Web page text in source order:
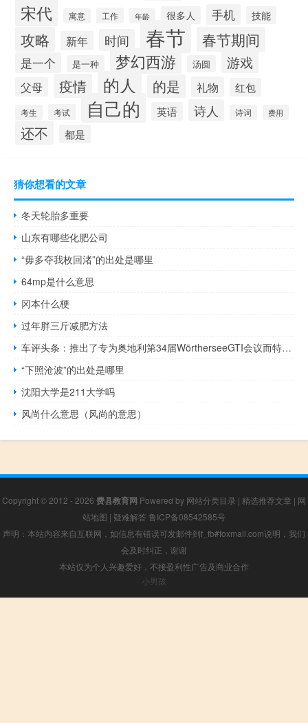
宋代 寓意 工作 年龄 很多人 手机 技能
攻略 新年 时间 春节 春节期间
是一个 是一种 梦幻西游 汤圆 游戏
父母 疫情 的人 的是 礼物 红包
考生 考试 自己的 英语 诗人 诗词 费用
还不 都是
猜你想看的文章
冬天轮胎多重要
山东有哪些化肥公司
“毋多夺我枚回渚”的出处是哪里
64mp是什么意思
冈本什么梗
过年胖三斤减肥方法
车评头条：推出了专为奥地利第34届WörtherseeGTI会议而特别设计的Golf GTI
“下照沧波”的出处是哪里
沈阳大学是211大学吗
风尚什么意思（风尚的意思）
Copyright © 2012 - 2026 费县教育网 Powered by 网站分类目录 | 精选推荐文章 | 网
站地图 | 疑难解答 鲁ICP备08542585号
声明：本站内容来自互联网，如信息有错误可发邮件到f_fb#foxmail.com说明，我们
会及时纠正，谢谢
本站仅为个人兴趣爱好，不接盈利性广告及商业合作
小男孩